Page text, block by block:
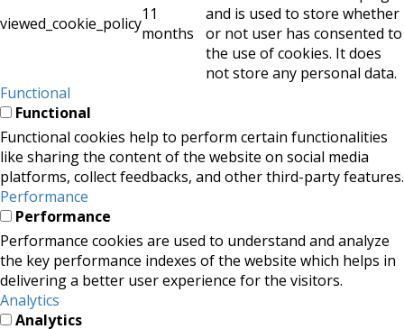
viewed_cookie_policy11
months
and is used to store whether
or not user has consented to
the use of cookies. It does
not store any personal data.
Functional
Functional
Functional cookies help to perform certain functionalities
like sharing the content of the website on social media
platforms, collect feedbacks, and other third-party features.
Performance
Performance
Performance cookies are used to understand and analyze
the key performance indexes of the website which helps in
delivering a better user experience for the visitors.
Analytics
Analytics